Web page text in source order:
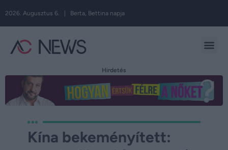
2026. Augusztus 6. | Berta, Bettina napja
Hirdetés
Kína bekeményített: